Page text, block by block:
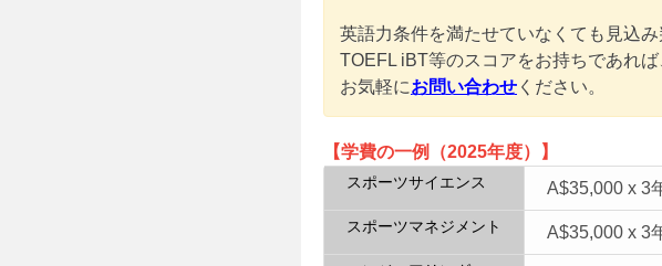
英語力条件を満たせていなくても見込
TOEFL iBT等のスコアをお持ちであれ
お気軽にお問い合わせ ください。
【学費の一例（2025年度）】
スポーツサイエンス A$35,000 x 3
スポーツマネジメント A$35,000 x 3